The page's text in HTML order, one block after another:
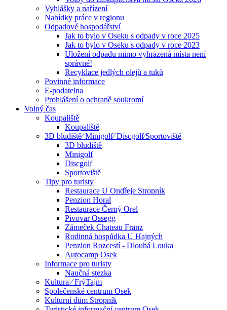
Vyhlášky a nařízení
Nabídky práce v regionu
Odpadové hospodářství
Jak to bylo v Oseku s odpady v roce 2025
Jak to bylo v Oseku s odpady v roce 2023
Uložení odpadu mimo vyhrazená místa není
správné!
Recyklace jedlých olejů a tuků
Povinné informace
E-podatelna
Prohlášení o ochraně soukromí
Volný čas
Koupaliště
Koupaliště
3D bludiště⁄ Minigolf⁄ Discgolf⁄Sportoviště
3D bludiště
Minigolf
Discgolf
Sportoviště
Tipy pro turisty
Restaurace U Ondřeje Stropník
Penzion Horal
Restaurace Černý Orel
Pivovar Ossegg
Zámeček Chateau Franz
Rodinná hospůdka U Hajných
Penzion Rozcestí - Dlouhá Louka
Autocamp Osek
Informace pro turisty
Naučná stezka
Kultura ⁄ FrýTajm
Společenské centrum Osek
Kulturní dům Stropník